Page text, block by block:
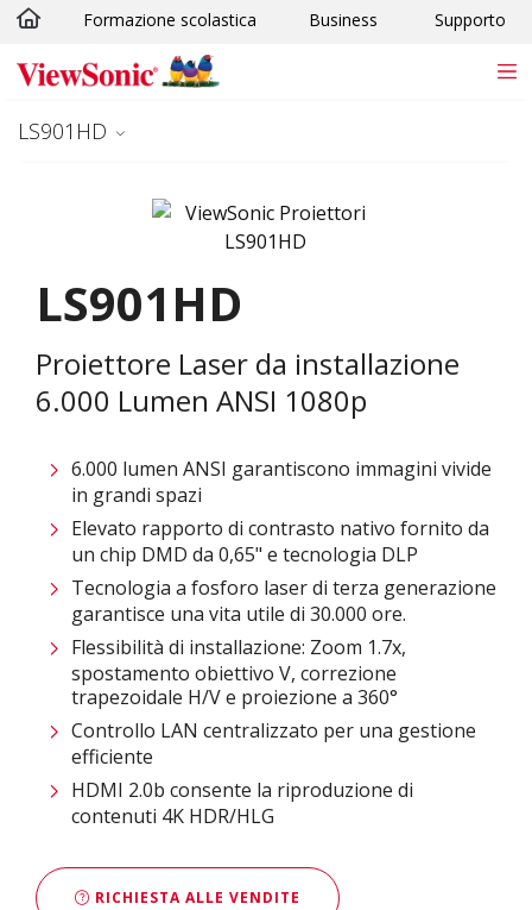
Skip to main content
Formazione scolastica Business Supporto
LS901HD
LS901HD
Proiettore Laser da installazione
6.000 Lumen ANSI 1080p
6.000 lumen ANSI garantiscono immagini vivide
in grandi spazi
Elevato rapporto di contrasto nativo fornito da
un chip DMD da 0,65" e tecnologia DLP
Tecnologia a fosforo laser di terza generazione
garantisce una vita utile di 30.000 ore.
Flessibilità di installazione: Zoom 1.7x,
spostamento obiettivo V, correzione
trapezoidale H/V e proiezione a 360°
Controllo LAN centralizzato per una gestione
efficiente
HDMI 2.0b consente la riproduzione di
contenuti 4K HDR/HLG
RICHIESTA ALLE VENDITE